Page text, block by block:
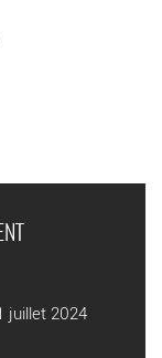
juillet 2024